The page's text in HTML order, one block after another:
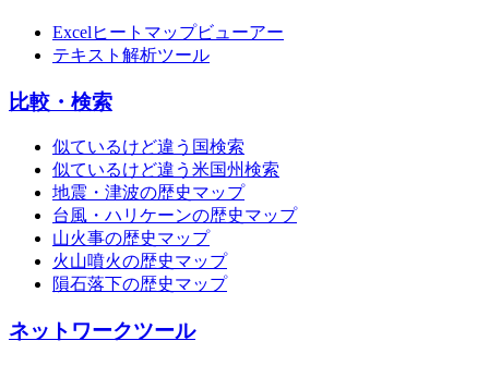
Excelヒートマップビューアー
テキスト解析ツール
比較・検索
似ているけど違う国検索
似ているけど違う米国州検索
地震・津波の歴史マップ
台風・ハリケーンの歴史マップ
山火事の歴史マップ
火山噴火の歴史マップ
隕石落下の歴史マップ
ネットワークツール